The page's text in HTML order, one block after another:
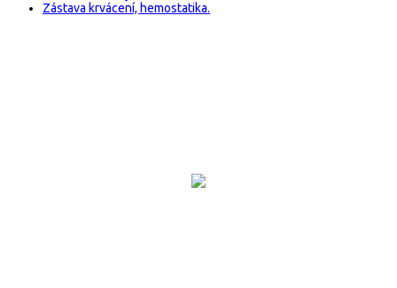
Zástava krvácení, hemostatika.